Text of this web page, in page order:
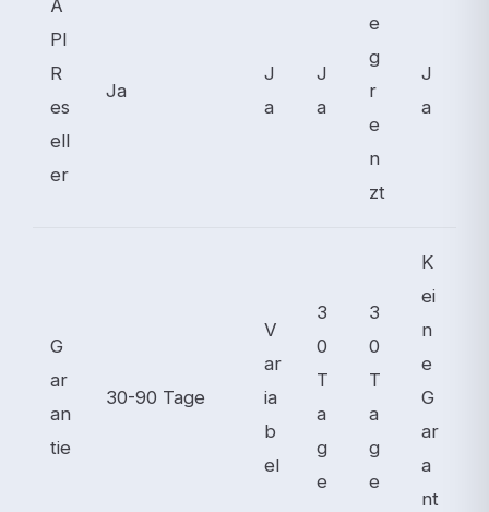
A
PI
R
es
ell
er
Ja
J
a
J
a
e
g
r
e
n
zt
J
a
G
ar
an
tie
30-90 Tage
V
ar
ia
b
el
3
0
T
a
g
e
3
0
T
a
g
e
K
ei
n
e
G
ar
a
nt